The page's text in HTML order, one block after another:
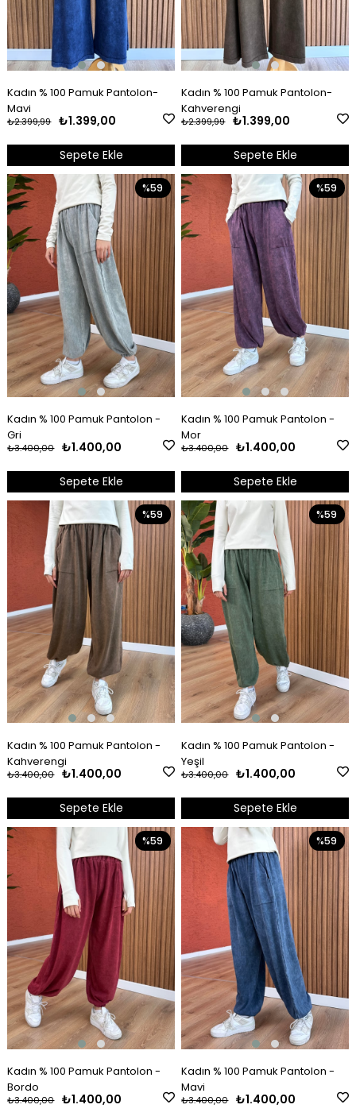
Kadın % 100 Pamuk Pantolon-
Mavi
₺1.399,00
₺2.399,99
Sepete Ekle
Kadın % 100 Pamuk Pantolon-
Kahverengi
₺1.399,00
₺2.399,99
Sepete Ekle
Kadın % 100 Pamuk Pantolon -
Gri
₺1.400,00
₺3.400,00
Sepete Ekle
%59
Kadın % 100 Pamuk Pantolon -
Mor
₺1.400,00
₺3.400,00
Sepete Ekle
%59
Kadın % 100 Pamuk Pantolon -
Kahverengi
₺1.400,00
₺3.400,00
Sepete Ekle
%59
Kadın % 100 Pamuk Pantolon -
Yeşil
₺1.400,00
₺3.400,00
Sepete Ekle
%59
Kadın % 100 Pamuk Pantolon -
Bordo
₺1.400,00
₺3.400,00
%59
Kadın % 100 Pamuk Pantolon -
Mavi
₺1.400,00
₺3.400,00
%59